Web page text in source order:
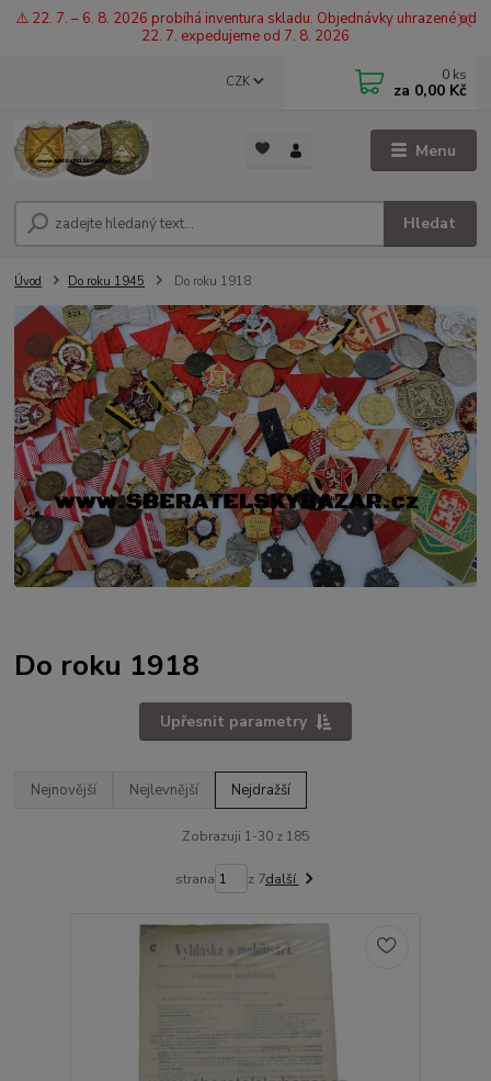
⚠️ 22. 7. – 6. 8. 2026 probíhá inventura skladu. Objednávky uhrazené od
22. 7. expedujeme od 7. 8. 2026
Menu
CZK
Hledat
0 ks
za 0,00 Kč
Úvod Do roku 1945 Do roku 1918
Do roku 1918
Upřesnit parametry
Nejnovější Nejlevnější Nejdražší
Zobrazuji 1-30 z 185
strana z 7další